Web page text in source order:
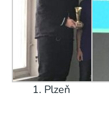
1. Plzeň